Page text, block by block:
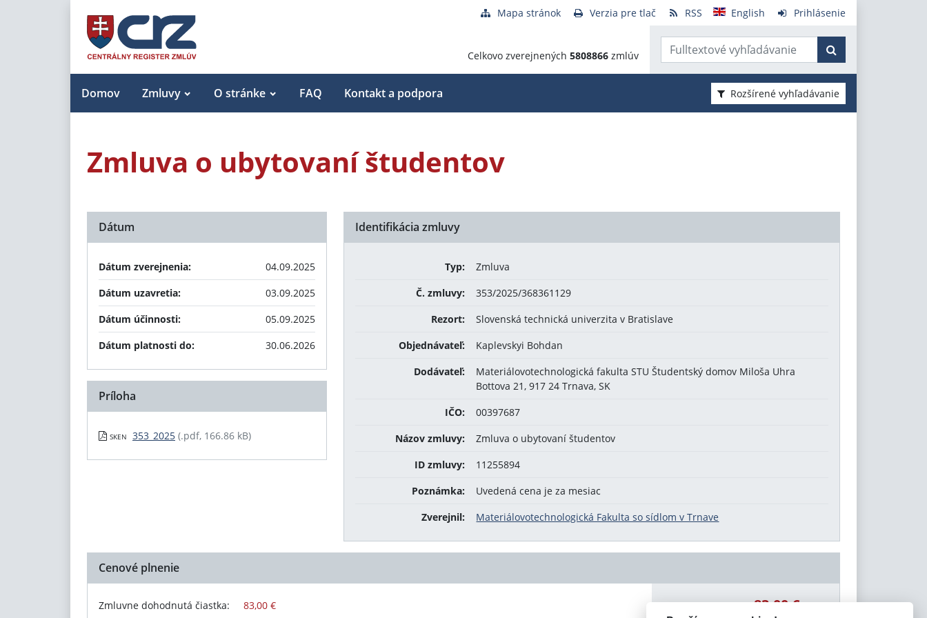
Mapa stránok Verzia pre tlač RSS English Prihlásenie
Celkovo zverejnených 5808866 zmlúv
Domov Zmluvy O stránke FAQ Kontakt a podpora Rozšírené vyhľadávanie
Zmluva o ubytovaní študentov
Identifikácia zmluvy
Typ:
Zmluva
Č. zmluvy:
353/2025/368361129
Rezort:
Slovenská technická univerzita v Bratislave
Objednávateľ:
Kaplevskyi Bohdan
Dodávateľ:
Materiálovotechnologická fakulta STU Študentský domov Miloša Uhra
Bottova 21, 917 24 Trnava, SK
IČO:
00397687
Názov zmluvy:
Zmluva o ubytovaní študentov
ID zmluvy:
11255894
Poznámka:
Uvedená cena je za mesiac
Zverejnil:
Materiálovotechnologická Fakulta so sídlom v Trnave
Dátum
Dátum zverejnenia:
04.09.2025
Dátum uzavretia:
03.09.2025
Dátum účinnosti:
05.09.2025
Dátum platnosti do:
30.06.2026
Príloha
SKEN 353_2025 (.pdf, 166.86 kB)
Cenové plnenie
Zmluvne dohodnutá čiastka: 83,00 € Celková čiastka: 83,00 €